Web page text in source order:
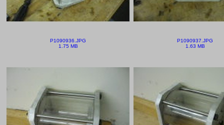
P1090936.JPG
1.75 MB
P1090937.JPG
1.63 MB